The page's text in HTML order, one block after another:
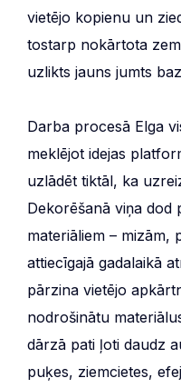
vietējo kopienu un
tostarp nokārtota
uzlikts jauns jumts
Darba procesā Elga
meklējot idejas
uzlādēt tiktāl, ka
Dekorēšanā viņa dod
materiāliem – mizām,
attiecīgajā gadalaikā
pārzina vietējo
nodrošinātu
dārzā pati ļoti daudz
puķes, ziemcietes,